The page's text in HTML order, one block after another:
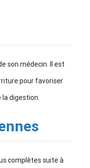
son médecin. Il est
pour favoriser
digestion.
complètes suite à